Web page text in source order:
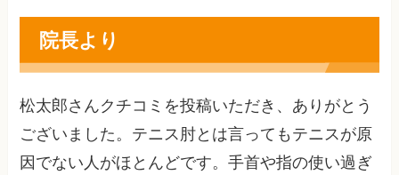
院長より
松太郎さんクチコミを投稿いただき、ありがとう
ございました。テニス肘とは言ってもテニスが原
因でない人がほとんどです。手首や指の使い過ぎ